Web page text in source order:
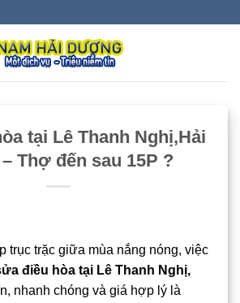
tại Lê Thanh Nghị,Hải
Thợ đến sau 15P ?
trục trặc giữa mùa nắng nóng, việc
điều hòa tại Lê Thanh Nghị,
nhanh chóng và giá hợp lý là